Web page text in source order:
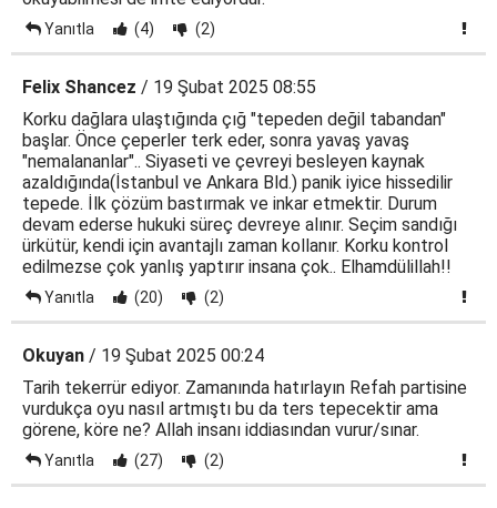
Yanıtla (4) (2)
Felix Shancez / 19 Şubat 2025 08:55
Korku dağlara ulaştığında çığ "tepeden değil tabandan"
başlar. Önce çeperler terk eder, sonra yavaş yavaş
"nemalananlar".. Siyaseti ve çevreyi besleyen kaynak
azaldığında(İstanbul ve Ankara Bld.) panik iyice hissedilir
tepede. İlk çözüm bastırmak ve inkar etmektir. Durum
devam ederse hukuki süreç devreye alınır. Seçim sandığı
ürkütür, kendi için avantajlı zaman kollanır. Korku kontrol
edilmezse çok yanlış yaptırır insana çok.. Elhamdülillah!!
Yanıtla (20) (2)
Okuyan / 19 Şubat 2025 00:24
Tarih tekerrür ediyor. Zamanında hatırlayın Refah partisine
vurdukça oyu nasıl artmıştı bu da ters tepecektir ama
görene, köre ne? Allah insanı iddiasından vurur/sınar.
Yanıtla (27) (2)